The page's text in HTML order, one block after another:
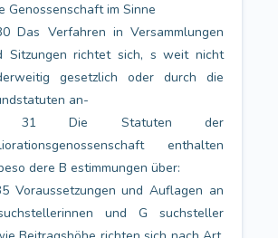
Genossenschaft im Sinne
Das Verfahren in Versammlungen
Sitzungen richtet sich, s weit nicht
gesetzlich oder durch die
an-
Die Statuten der
enthalten
dere B estimmungen über:
Voraussetzungen und Auflagen an
und G suchsteller